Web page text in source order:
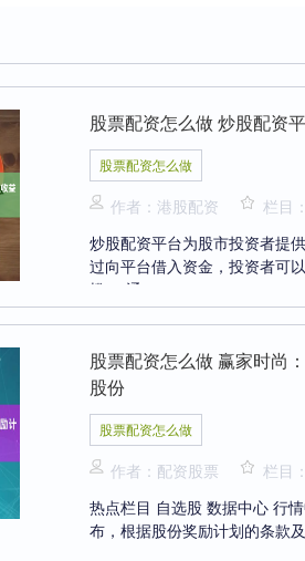
股票配资怎么做 炒股配资
股票配资怎么做
作者：港股配资 栏目
炒股配资平台为股市投资者提
过向平台借入资金，投资者可
槛”，通....
股票配资怎么做 赢家时尚
股份
股票配资怎么做
作者：配资股票 栏目
热点栏目 自选股 数据中心 行
布，根据股份奖励计划的条款